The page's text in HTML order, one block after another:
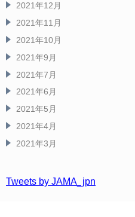
2021年12月
2021年11月
2021年10月
2021年9月
2021年7月
2021年6月
2021年5月
2021年4月
2021年3月
Tweets by JAMA_jpn